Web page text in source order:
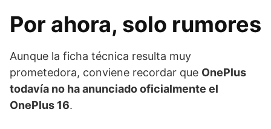
Por ahora, solo rumores
Aunque la ficha técnica resulta muy
prometedora, conviene recordar que OnePlus
todavía no ha anunciado oficialmente el
OnePlus 16.